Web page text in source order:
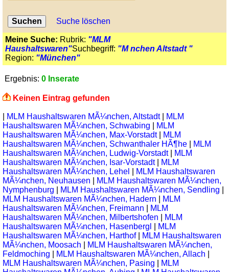
Suche löschen
Meine Suche: Rubrik: "MLM
Haushaltswaren"Suchbegriff: "M nchen Altstadt "
Region: "München"
Ergebnis: 0 Inserate
Keinen Eintrag gefunden
MLM Haushaltswaren MÃ¼nchen, Altstadt
MLM
Haushaltswaren MÃ¼nchen, Schwabing
MLM
Haushaltswaren MÃ¼nchen, Max-Vorstadt
MLM
Haushaltswaren MÃ¼nchen, Schwanthaler HÃ¶he
MLM
Haushaltswaren MÃ¼nchen, Ludwig-Vorstadt
MLM
Haushaltswaren MÃ¼nchen, Isar-Vorstadt
MLM
Haushaltswaren MÃ¼nchen, Lehel
MLM Haushaltswaren
MÃ¼nchen, Neuhausen
MLM Haushaltswaren MÃ¼nchen,
Nymphenburg
MLM Haushaltswaren MÃ¼nchen, Sendling
MLM Haushaltswaren MÃ¼nchen, Hadern
MLM
Haushaltswaren MÃ¼nchen, Freimann
MLM
Haushaltswaren MÃ¼nchen, Milbertshofen
MLM
Haushaltswaren MÃ¼nchen, Hasenbergl
MLM
Haushaltswaren MÃ¼nchen, Harthof
MLM Haushaltswaren
MÃ¼nchen, Moosach
MLM Haushaltswaren MÃ¼nchen,
Feldmoching
MLM Haushaltswaren MÃ¼nchen, Allach
MLM Haushaltswaren MÃ¼nchen, Pasing
MLM